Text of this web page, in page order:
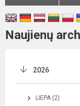
Naujienų
2026
LIEPA (2)